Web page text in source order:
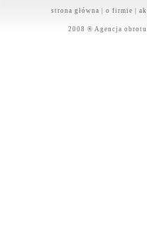
strona główna o firmie
2008 ® Agencja